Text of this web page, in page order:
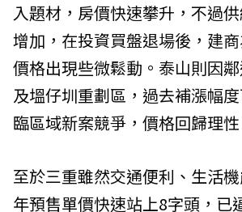
入題材，房價快速攀升，不過
增加，在投資買盤退場後，建商
價格出現些微鬆動。泰山則因
及塭仔圳重劃區，過去補漲幅
臨區域新案競爭，價格回歸理性
至於三重雖然交通便利、生活
年預售單價快速站上8字頭，已